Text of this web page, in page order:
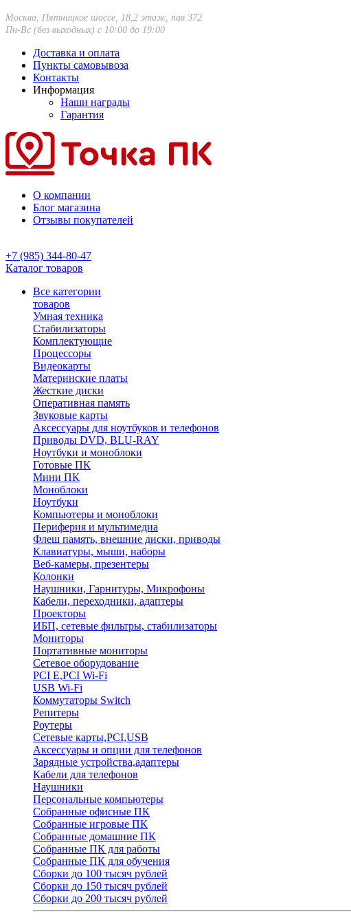
Москва, Пятницкое шоссе, 18,2 этаж, пав 372
Пн-Вс (без выходных) с 10:00 до 19:00
Доставка и оплата
Пункты самовывоза
Контакты
Информация
Наши награды
Гарантия
О компании
Блог магазина
Отзывы покупателей
+7 (985) 344-80-47
Каталог товаров
Все категории
товаров
Умная техника
Стабилизаторы
Комплектующие
Процессоры
Видеокарты
Материнские платы
Жесткие диски
Оперативная память
Звуковые карты
Аксессуары для ноутбуков и телефонов
Приводы DVD, BLU-RAY
Ноутбуки и моноблоки
Готовые ПК
Мини ПК
Моноблоки
Ноутбуки
Компьютеры и моноблоки
Периферия и мультимедиа
Флеш память, внешние диски, приводы
Клавиатуры, мыши, наборы
Веб-камеры, презентеры
Колонки
Наушники, Гарнитуры, Микрофоны
Кабели, переходники, адаптеры
Проекторы
ИБП, сетевые фильтры, стабилизаторы
Мониторы
Портативные мониторы
Сетевое оборудование
PCI E,PCI Wi-Fi
USB Wi-Fi
Коммутаторы Switch
Репитеры
Роутеры
Сетевые карты,PCI,USB
Аксессуары и опции для телефонов
Зарядные устройства,адаптеры
Кабели для телефонов
Наушники
Персональные компьютеры
Собранные офисные ПК
Собранные игровые ПК
Собранные домашние ПК
Собранные ПК для работы
Собранные ПК для обучения
Сборки до 100 тысяч рублей
Сборки до 150 тысяч рублей
Сборки до 200 тысяч рублей